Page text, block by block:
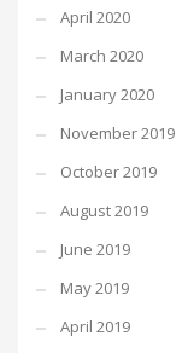
April 2020
March 2020
January 2020
November 2019
October 2019
August 2019
June 2019
May 2019
April 2019